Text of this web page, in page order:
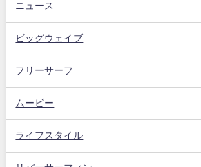
ニュース
ビッグウェイブ
フリーサーフ
ムービー
ライフスタイル